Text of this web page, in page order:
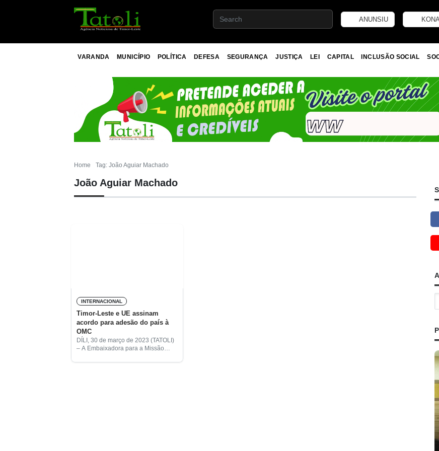
ANUNSIU
VARANDA MUNICÍPIO POLÍTICA DEFESA SEGURANÇA JUSTIÇA LEI CAPITAL INCLUSÃO SOCIAL
Home Tag: João Aguiar Machado
João Aguiar Machado
INTERNACIONAL
Timor-Leste e UE assinam
acordo para adesão do país à
OMC
DÍLI, 30 de março de 2023 (TATOLI)
– A Embaixadora para a Missão